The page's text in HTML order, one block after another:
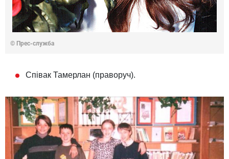
© Прес-служба
Співак Тамерлан (праворуч).